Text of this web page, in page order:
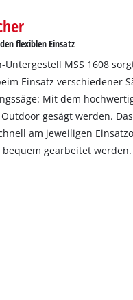
flexiblen Einsatz
Untergestell MSS 1608
Einsatz verschiedener
Mit dem
gesägt werden.
am jeweiligen
gearbeitet werden.